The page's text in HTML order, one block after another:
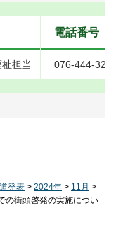
電話番号
担当 076-444-
発表 > 2024年 > 11月 >
の街頭啓発の実施につい